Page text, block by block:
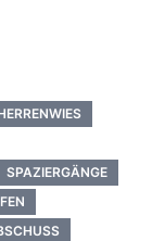
SPAZIERGÄNGE